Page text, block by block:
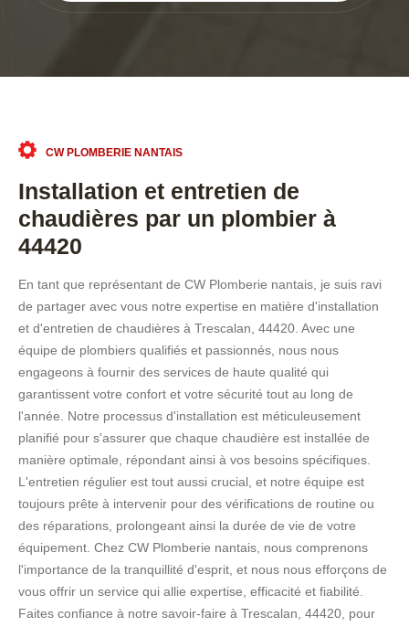
CW PLOMBERIE NANTAIS
Installation et entretien de
chaudières par un plombier à
44420
En tant que représentant de CW Plomberie nantais, je suis ravi
de partager avec vous notre expertise en matière d'installation
et d'entretien de chaudières à Trescalan, 44420. Avec une
équipe de plombiers qualifiés et passionnés, nous nous
engageons à fournir des services de haute qualité qui
garantissent votre confort et votre sécurité tout au long de
l'année. Notre processus d'installation est méticuleusement
planifié pour s'assurer que chaque chaudière est installée de
manière optimale, répondant ainsi à vos besoins spécifiques.
L'entretien régulier est tout aussi crucial, et notre équipe est
toujours prête à intervenir pour des vérifications de routine ou
des réparations, prolongeant ainsi la durée de vie de votre
équipement. Chez CW Plomberie nantais, nous comprenons
l'importance de la tranquillité d'esprit, et nous nous efforçons de
vous offrir un service qui allie expertise, efficacité et fiabilité.
Faites confiance à notre savoir-faire à Trescalan, 44420, pour